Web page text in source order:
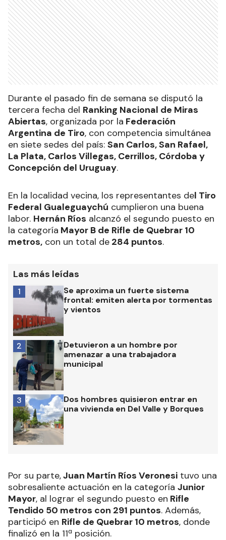
Durante el pasado fin de semana se disputó la
tercera fecha del Ranking Nacional de Miras
Abiertas, organizada por la Federación
Argentina de Tiro, con competencia simultánea
en siete sedes del país: San Carlos, San Rafael,
La Plata, Carlos Villegas, Cerrillos, Córdoba y
Concepción del Uruguay.
En la localidad vecina, los representantes del Tiro
Federal Gualeguaychú cumplieron una buena
labor. Hernán Ríos alcanzó el segundo puesto en
la categoría Mayor B de Rifle de Quebrar 10
metros, con un total de 284 puntos.
Las más leídas
Se aproxima un fuerte sistema
frontal: emiten alerta por tormentas
y vientos
1
Detuvieron a un hombre por
amenazar a una trabajadora
municipal
2
Dos hombres quisieron entrar en
una vivienda en Del Valle y Borques
3
Por su parte,Juan Martín Ríos Veronesi tuvo una
sobresaliente actuación en la categoría Junior
Mayor, al lograr el segundo puesto en Rifle
Tendido 50 metros con 291 puntos. Además,
participó en Rifle de Quebrar 10 metros, donde
finalizó en la 11ª posición.